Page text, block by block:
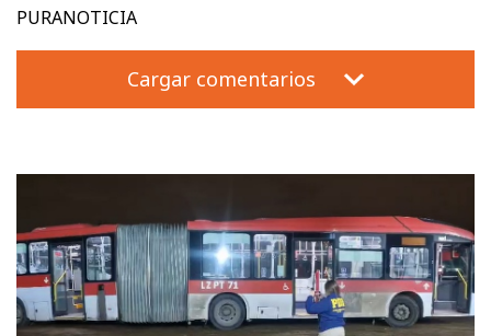
PURANOTICIA
Cargar comentarios